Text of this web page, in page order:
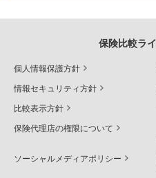
保険比較ラ
個人情報保護方針
情報セキュリティ方針
比較表示方針
保険代理店の権限について
ソーシャルメディアポリシー